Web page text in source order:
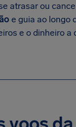
atrasar ou
e guia ao longo
e o dinheiro a